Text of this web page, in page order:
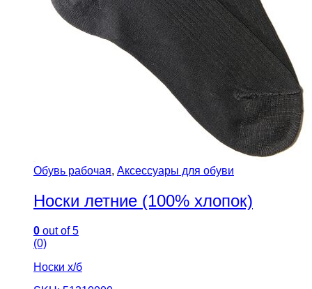
Обувь рабочая, Аксессуары для обуви
Носки летние (100% хлопок)
0 out of 5
(0)
Носки х/б